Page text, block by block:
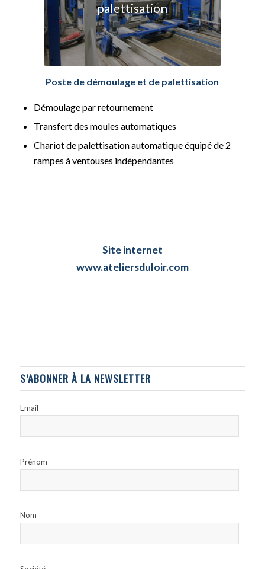
palettisation
Poste de démoulage et de palettisation
Démoulage par retournement
Transfert des moules automatiques
Chariot de palettisation automatique équipé de 2
rampes à ventouses indépendantes
Site internet
www.ateliersduloir.com
S’ABONNER À LA NEWSLETTER
Email
Prénom
Nom